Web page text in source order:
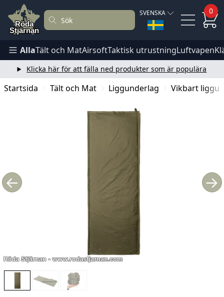
SVENSKA 0
AllaTält och MatAirsoftTaktisk utrustningLuftvapen
Klicka här för att fälla ned produkter som är populära
Startsida Tält och Mat Liggunderlag Vikbart
← →